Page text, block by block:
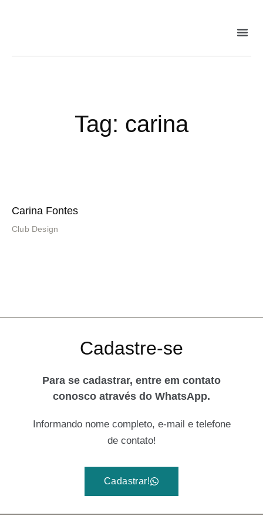
Tag: carina
Carina Fontes
Club Design
Cadastre-se
Para se cadastrar, entre em contato
conosco através do WhatsApp.
Informando nome completo, e-mail e telefone
de contato!
Cadastrar!